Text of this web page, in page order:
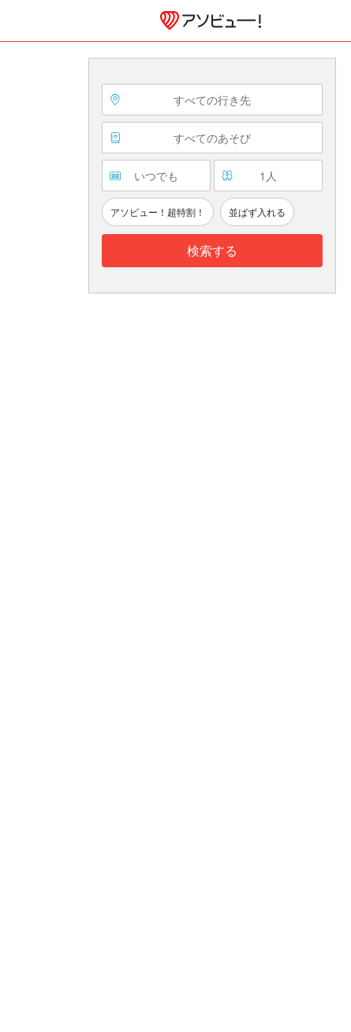
すべての行き先
すべてのあそび
いつでも 1 人
アソビュー！超特割！ 並ばず入れる
検索する